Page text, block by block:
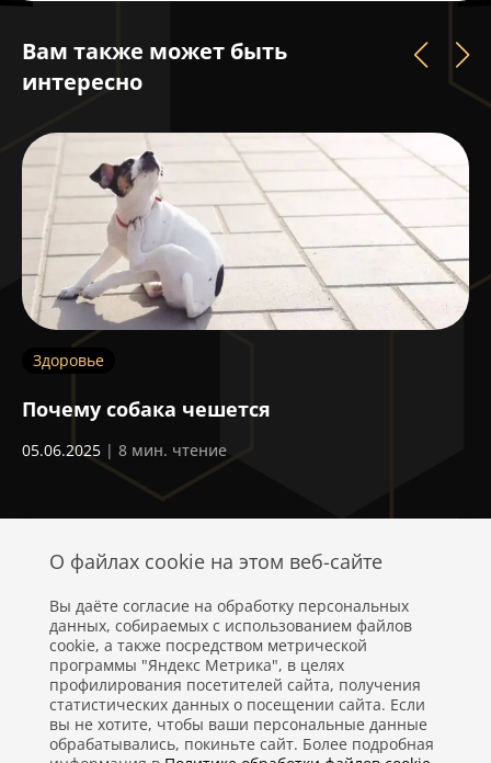
Вам также может быть
интересно
Здоровье
Почему собака чешется
05.06.2025 | 8 мин. чтение
Политика конфиденциальности
Правовая информация
О файлах cookie на этом веб-сайте
Вы даёте согласие на обработку персональных
данных, собираемых с использованием файлов
cookie, а также посредством метрической
программы "Яндекс Метрика", в целях
профилирования посетителей сайта, получения
статистических данных о посещении сайта. Если
вы не хотите, чтобы ваши персональные данные
обрабатывались, покиньте сайт. Более подробная